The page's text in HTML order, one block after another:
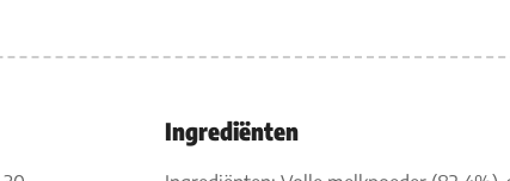
Ingrediënten